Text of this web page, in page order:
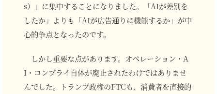
s）」に集中することになりました。「AIが差別を
したか」よりも「AIが広告通りに機能するか」が中
心的争点となったのです。
しかし重要な点があります。オペレーション・A
I・コンプライ自体が廃止されたわけではありませ
んでした。トランプ政権のFTCも、消費者を直接的